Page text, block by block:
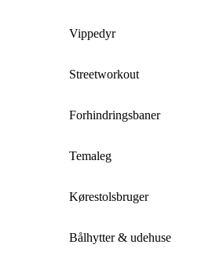
Vippedyr
Streetworkout
Forhindringsbaner
Temaleg
Kørestolsbruger
Bålhytter & udehuse